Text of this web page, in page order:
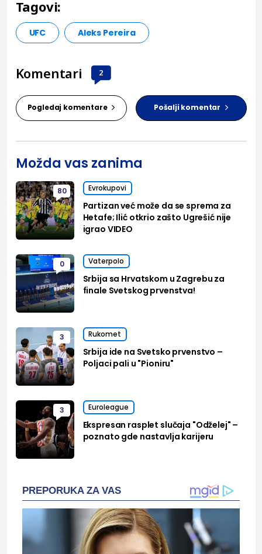
Tagovi:
UFC Aleks Pereira
Komentari 2
Pogledaj komentare Pošalji komentar
Možda vas zanima
80 Evrokupovi
Partizan već može da se sprema za
Hetafe; Ilić otkrio zašto Ugrešić nije
igrao VIDEO
0 Vaterpolo
Srbija sa Hrvatskom u Zagrebu za
finale Svetskog prvenstva!
3 Rukomet
Srbija ide na Svetsko prvenstvo –
Poljaci pali u "Pioniru"
3 Euroleague
Ekspresan rasplet slučaja "Odželej" –
poznato gde nastavlja karijeru
PREPORUKA ZA VAS